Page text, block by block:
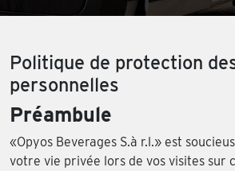
Politique de protection
personnelles
Préambule
«Opyos Beverages S.à r.l.» est
votre vie privée lors de vos visites sur